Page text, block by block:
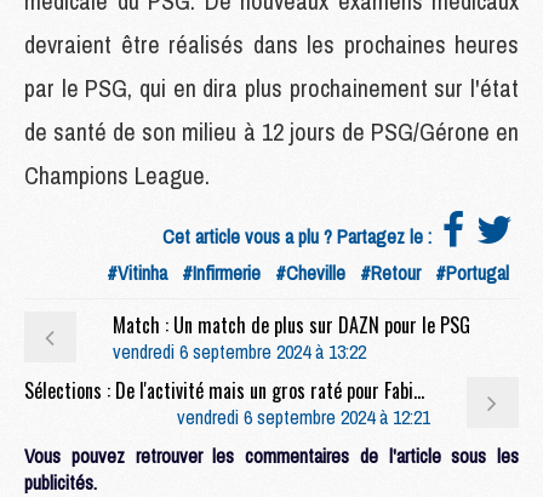
devraient être réalisés dans les prochaines heures
par le PSG, qui en dira plus prochainement sur l'état
de santé de son milieu à 12 jours de PSG/Gérone en
Champions League.
Cet article vous a plu ? Partagez le :
#Vitinha #Infirmerie #Cheville #Retour #Portugal
Match : Un match de plus sur DAZN pour le PSG
vendredi 6 septembre 2024 à 13:22
Sélections : De l'activité mais un gros raté pour Fabian Ruiz avec l'Espagne
vendredi 6 septembre 2024 à 12:21
Vous pouvez retrouver les commentaires de l'article sous les
publicités.